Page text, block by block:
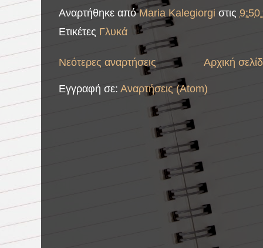
Αναρτήθηκε απόMaria Kalegiorgi στις
Ετικέτες Γλυκά
Νεότερες αναρτήσεις Αρχική
Εγγραφή σε: Αναρτήσεις (Atom)